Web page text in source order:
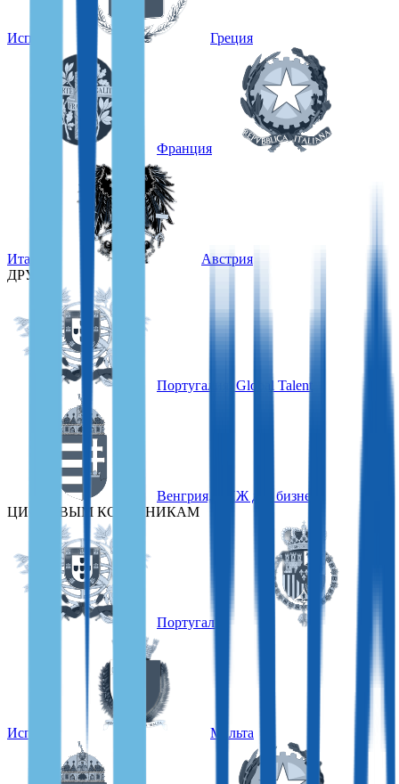
Испания Греция
Франция
Италия
Австрия
ДРУГИЕ
Португалия, Global Talent
Венгрия, ВНЖ для бизнеса
ЦИФРОВЫМ КОЧЕВНИКАМ
Португалия
Испания Мальта